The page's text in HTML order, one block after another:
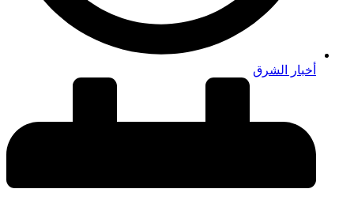
أخبار الشرق